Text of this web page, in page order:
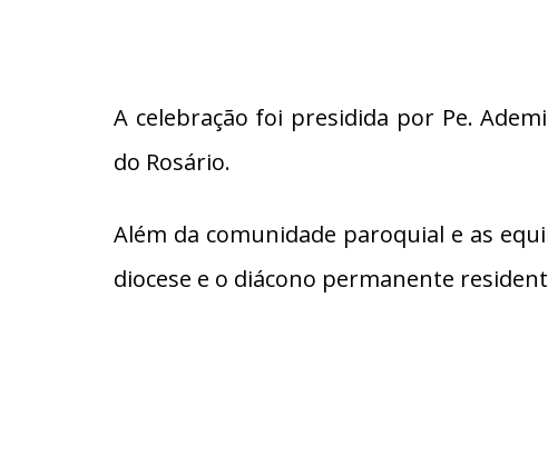
A celebração foi presidida por Pe.
do Rosário.
Além da comunidade paroquial e as
diocese e o diácono permanente